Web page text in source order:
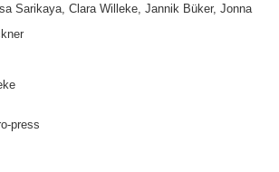
Sarikaya, Clara Willeke, Jannik Büker, Jonna
press